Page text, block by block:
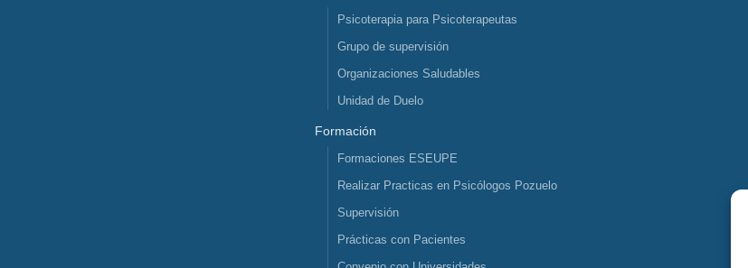
Psicoterapia para Psicoterapeutas
Grupo de supervisión
Organizaciones Saludables
Unidad de Duelo
Formación
Formaciones ESEUPE
Realizar Practicas en Psicólogos Pozuelo
Supervisión
Prácticas con Pacientes